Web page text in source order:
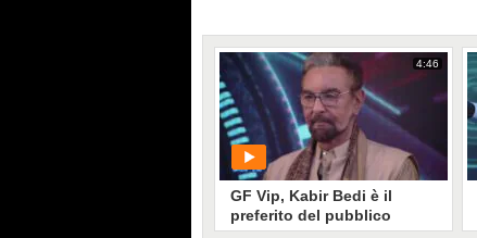
4:46
GF Vip, Kabir Bedi è il
preferito del pubblico